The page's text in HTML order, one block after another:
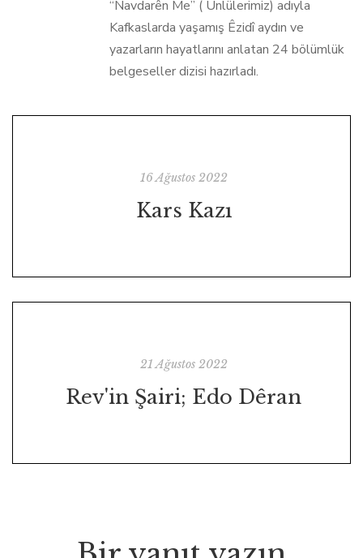
“Navdarên Me” ( Ünlülerimiz) adıyla
Kafkaslarda yaşamış Êzidî aydın ve
yazarların hayatlarını anlatan 24 bölümlük
belgeseller dizisi hazırladı.
16 Ağustos 2022
Kars Kazı
21 Ağustos 2022
Rev'in Şairi; Edo Dêran